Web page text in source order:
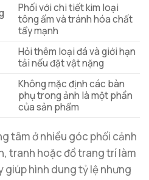
Phối với chi tiết kim loại
tông ấm và tránh hóa chất
tẩy mạnh
Hỏi thêm loại đá và giới hạn
tải nếu đặt vật nặng
Không mặc định các bàn
phụ trong ảnh là một phần
của sản phẩm
tâm ở nhiều góc phối cảnh
tranh hoặc đồ trang trí làm
giúp hình dung tỷ lệ nhưng